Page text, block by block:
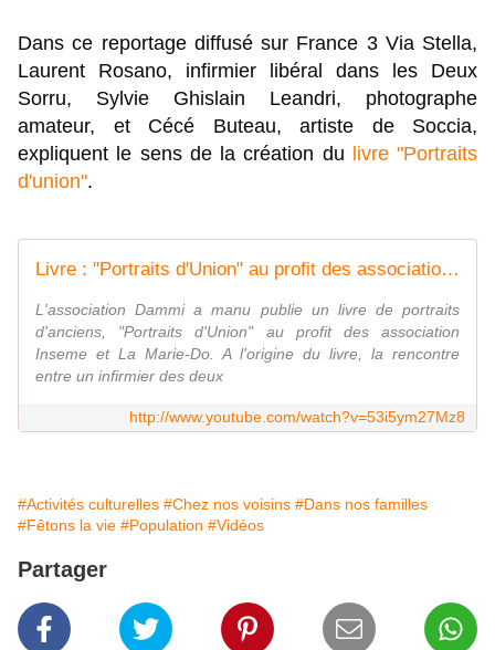
Dans ce reportage diffusé sur France 3 Via Stella,
Laurent Rosano, infirmier libéral dans les Deux
Sorru, Sylvie Ghislain Leandri, photographe
amateur, et Cécé Buteau, artiste de Soccia,
expliquent le sens de la création du
livre "Portraits
d'union".
Livre : "Portraits d'Union" au profit des association Inseme et La Marie-Do.
L'association Dammi a manu publie un livre de portraits
d'anciens, "Portraits d'Union" au profit des association
Inseme et La Marie-Do. A l'origine du livre, la rencontre
entre un infirmier des deux
http://www.youtube.com/watch?v=53i5ym27Mz8
#Activités culturelles #Chez nos voisins #Dans nos familles
#Fêtons la vie #Population #Vidéos
Partager